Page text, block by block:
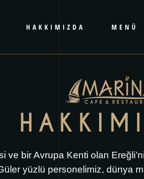
HAKKIMIZDA MENÜ
ve bir Avrupa Kenti olan
yüzlü personelimiz, dünya